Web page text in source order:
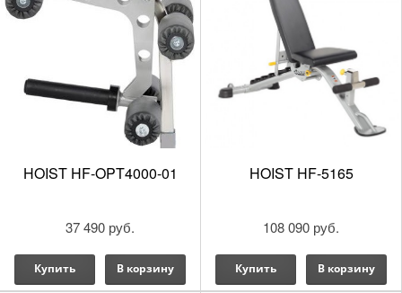
HOIST HF-OPT4000-01
37 490 руб.
Купить В корзину
HOIST HF-5165
108 090 руб.
Купить В корзину